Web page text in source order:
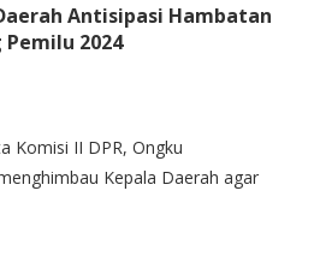
Antisipasi Hambatan
Pemilu 2024
Komisi II DPR, Ongku
Kepala Daerah agar